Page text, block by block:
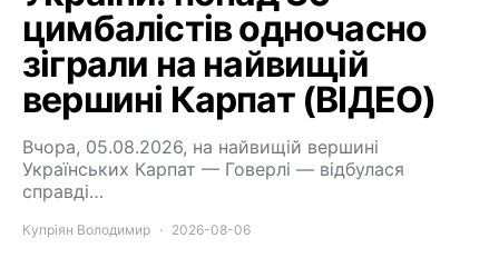
цимбалістів одночасно
зіграли на найвищій
вершині Карпат (ВІДЕО)
Вчора, 05.08.2026, на найвищій вершині
Українських Карпат — Говерлі — відбулася
справді…
Купріян Володимир 2026-08-06